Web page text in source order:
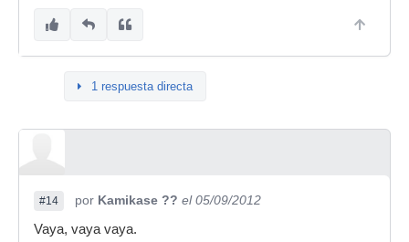
1 respuesta directa
#14 por Kamikase ?? el 05/09/2012
Vaya, vaya vaya.